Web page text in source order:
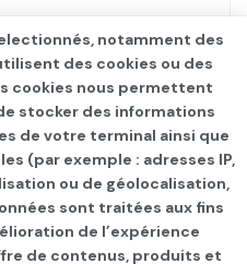
notamment des
des cookies ou des
cookies nous permettent
stocker des informations
de votre terminal ainsi que
(par exemple : adresses IP,
ou de géolocalisation,
sont traitées aux fins
de l’expérience
de contenus, produits et